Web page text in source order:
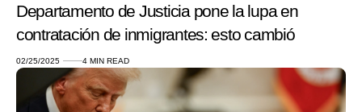
Departamento de Justicia pone la lupa en
contratación de inmigrantes: esto cambió
02/25/2025 4 MIN READ